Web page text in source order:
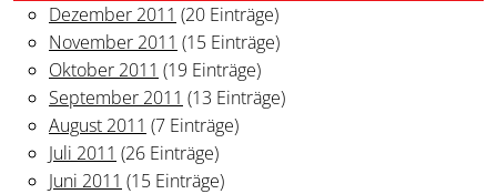
Dezember 2011 (20 Einträge)
November 2011 (15 Einträge)
Oktober 2011 (19 Einträge)
September 2011 (13 Einträge)
August 2011 (7 Einträge)
Juli 2011 (26 Einträge)
Juni 2011 (15 Einträge)